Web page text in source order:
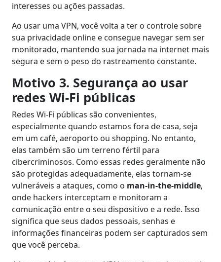
interesses ou ações passadas.
Ao usar uma VPN, você volta a ter o controle sobre
sua privacidade online e consegue navegar sem ser
monitorado, mantendo sua jornada na internet mais
segura e sem o peso do rastreamento constante.
Motivo 3. Segurança ao usar
redes Wi-Fi públicas
Redes Wi-Fi públicas são convenientes,
especialmente quando estamos fora de casa, seja
em um café, aeroporto ou shopping. No entanto,
elas também são um terreno fértil para
cibercriminosos. Como essas redes geralmente não
são protegidas adequadamente, elas tornam-se
vulneráveis a ataques, como o man-in-the-middle,
onde hackers interceptam e monitoram a
comunicação entre o seu dispositivo e a rede. Isso
significa que seus dados pessoais, senhas e
informações financeiras podem ser capturados sem
que você perceba.